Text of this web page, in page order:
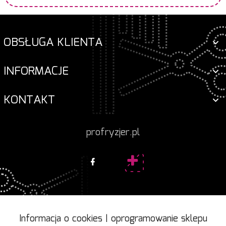
OBSŁUGA KLIENTA
INFORMACJE
KONTAKT
profryzjer.pl
Informacja o cookies | oprogramowanie sklepu